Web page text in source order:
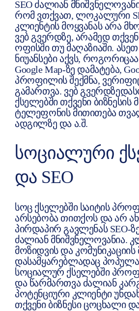
SEO ძალიან
რომ ვთქვათ, ლოკალური
კლიენტის მოყვანას არა
ვებ გვერდზე, არამედ
ოფისში თუ მაღაზიაში. ასეთ
ნიუანსები აქვს,
Google Map-ზე დამატება,
პროფილის შექმნა,
გამართვა. ვებ
ქსელებში თქვენი ბიზნესის
ტელეფონის მითითება
ადგილზე და ა.შ.
ᲡᲝᲪᲘᲐᲚᲣᲠᲘ
ᲓᲐ SEO
სოც ქსელებში საიტის
არსებობა თითქოს და არ
პირდაპირ გავლენას SEO-
ძალიან მნიშვნელოვანია.
მოზიდვის და
დასამყარებლადაც
სოციალურ ქსელებში
და წარმართვა ძალიან
პოტენციური კლიენტი
თქვენი ბიზნესი ცოცხალი